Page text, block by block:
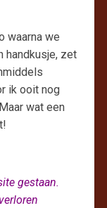
waarna we
handkusje, zet
ik ooit nog
wat een
gestaan.